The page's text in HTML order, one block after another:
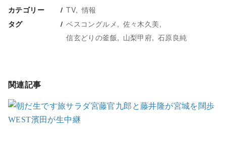
カテゴリー TV 情報
タグ ベスコングルメ
佐々木久美
信玄どりの釜飯
山梨甲府 石原良純
関連記事